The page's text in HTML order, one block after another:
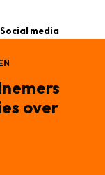
Social media
over